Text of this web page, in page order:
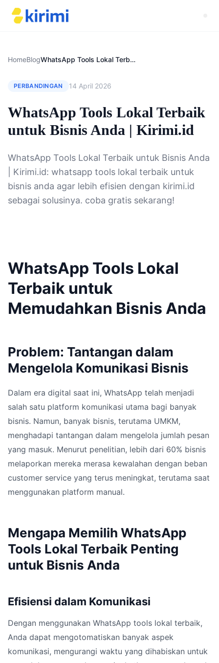
HomeBlog WhatsApp Tools Lokal Terbaik untuk Bisnis Anda | Kirimi.id
PERBANDINGAN 14 April 2026
WhatsApp Tools Lokal Terbaik
untuk Bisnis Anda | Kirimi.id
WhatsApp Tools Lokal Terbaik untuk Bisnis Anda
| Kirimi.id: whatsapp tools lokal terbaik untuk
bisnis anda agar lebih efisien dengan kirimi.id
sebagai solusinya. coba gratis sekarang!
WhatsApp Tools Lokal
Terbaik untuk
Memudahkan Bisnis Anda
Problem: Tantangan dalam
Mengelola Komunikasi Bisnis
Dalam era digital saat ini, WhatsApp telah menjadi
salah satu platform komunikasi utama bagi banyak
bisnis. Namun, banyak bisnis, terutama UMKM,
menghadapi tantangan dalam mengelola jumlah pesan
yang masuk. Menurut penelitian, lebih dari 60% bisnis
melaporkan mereka merasa kewalahan dengan beban
customer service yang terus meningkat, terutama saat
menggunakan platform manual.
Mengapa Memilih WhatsApp
Tools Lokal Terbaik Penting
untuk Bisnis Anda
Efisiensi dalam Komunikasi
Dengan menggunakan WhatsApp tools lokal terbaik,
Anda dapat mengotomatiskan banyak aspek
komunikasi, mengurangi waktu yang dihabiskan untuk